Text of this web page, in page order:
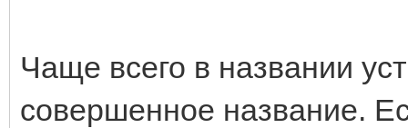
Чаще всего в названии
совершенное название.